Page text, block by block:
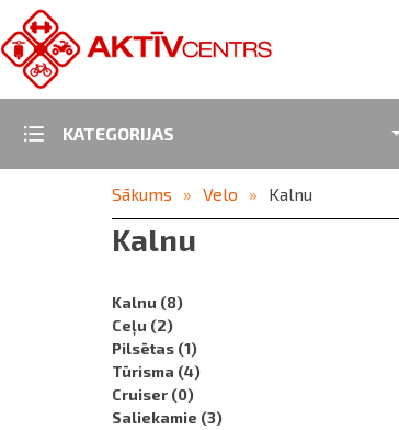
KATEGORIJAS
Sākums Velo Kalnu
Kalnu
Kalnu (8)
Ceļu (2)
Pilsētas (1)
Tūrisma (4)
Cruiser (0)
Saliekamie (3)